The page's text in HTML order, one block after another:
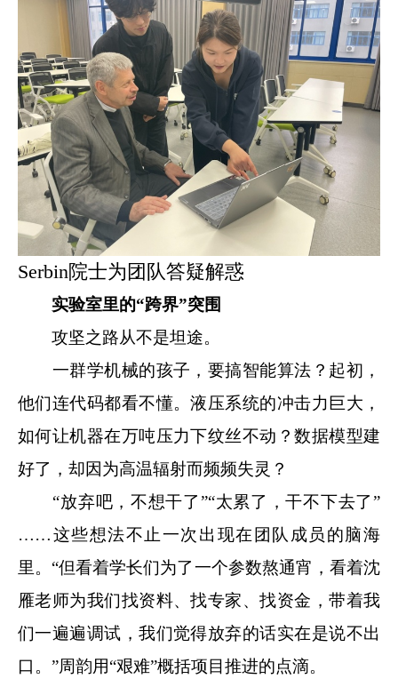
Serbin院士为团队答疑解惑
实验室里的“跨界”突围
攻坚之路从不是坦途。
一群学机械的孩子，要搞智能算法？起初，
他们连代码都看不懂。液压系统的冲击力巨大，
如何让机器在万吨压力下纹丝不动？数据模型建
好了，却因为高温辐射而频频失灵？
“放弃吧，不想干了”“太累了，干不下去了”
……这些想法不止一次出现在团队成员的脑海
里。“但看着学长们为了一个参数熬通宵，看着沈
雁老师为我们找资料、找专家、找资金，带着我
们一遍遍调试，我们觉得放弃的话实在是说不出
口。”周韵用“艰难”概括项目推进的点滴。